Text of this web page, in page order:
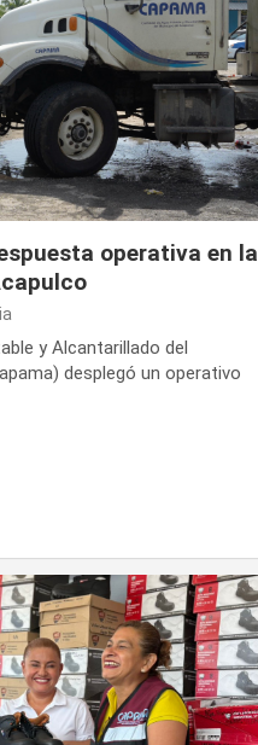
operativa en la
y Alcantarillado del
desplegó un operativo